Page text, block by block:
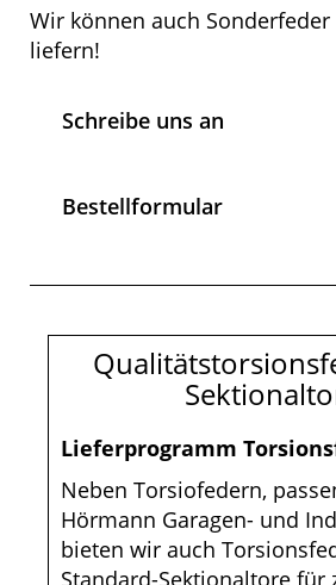
Wir können auch
liefern!
Schreibe uns an
Bestellformular
Lieferprogramm
Neben Torsiofedern,
Hörmann Garagen- und
bieten wir auch